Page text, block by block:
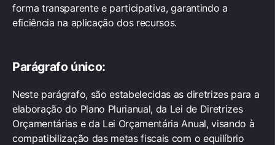
forma transparente e participativa, garantindo a
eficiência na aplicação dos recursos.
Parágrafo único:
Neste parágrafo, são estabelecidas as diretrizes para a
elaboração do Plano Plurianual, da Lei de Diretrizes
Orçamentárias e da Lei Orçamentária Anual, visando à
compatibilização das metas fiscais com o equilíbrio